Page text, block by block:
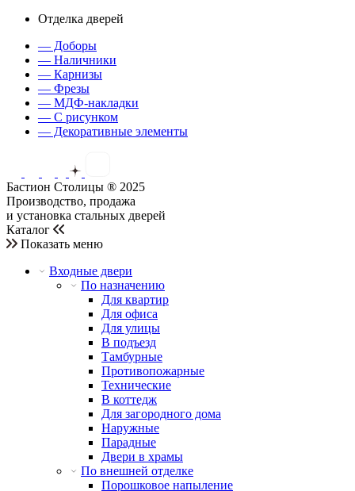
Отделка дверей
— Доборы
— Наличники
— Карнизы
— Фрезы
— МДФ-накладки
— С рисунком
— Декоративные элементы
Бастион Столицы ® 2025
Производство, продажа
и установка стальных дверей
Каталог
Показать меню
Входные двери
По назначению
Для квартир
Для офиса
Для улицы
В подъезд
Тамбурные
Противопожарные
Технические
В коттедж
Для загородного дома
Наружные
Парадные
Двери в храмы
По внешней отделке
Порошковое напыление